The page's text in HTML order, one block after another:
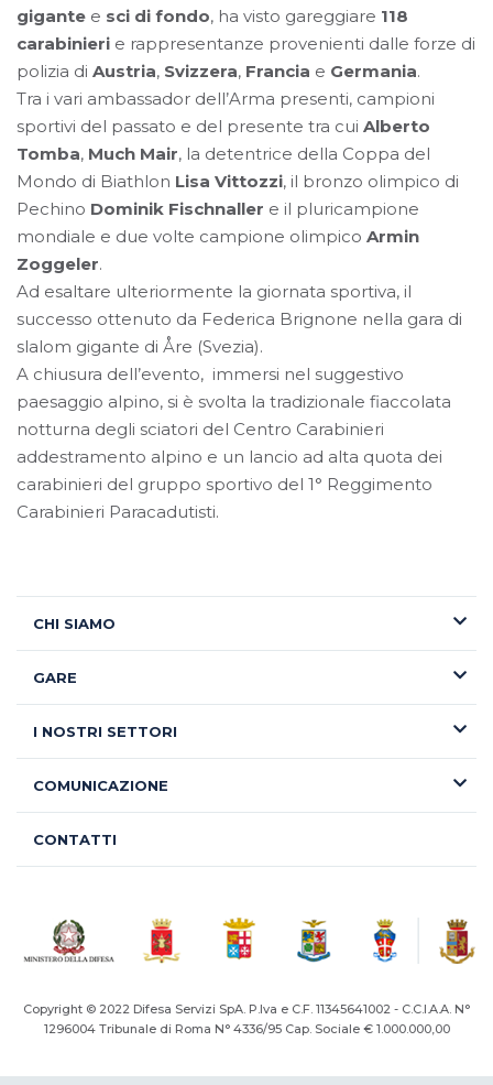
gigante e sci di fondo, ha visto gareggiare 118
carabinieri e rappresentanze provenienti dalle forze di
polizia di Austria, Svizzera, Francia e Germania.
Tra i vari ambassador dell’Arma presenti, campioni
sportivi del passato e del presente tra cui Alberto
Tomba, Much Mair, la detentrice della Coppa del
Mondo di Biathlon Lisa Vittozzi, il bronzo olimpico di
Pechino Dominik Fischnaller e il pluricampione
mondiale e due volte campione olimpico Armin
Zoggeler.
Ad esaltare ulteriormente la giornata sportiva, il
successo ottenuto da Federica Brignone nella gara di
slalom gigante di Åre (Svezia).
A chiusura dell’evento, immersi nel suggestivo
paesaggio alpino, si è svolta la tradizionale fiaccolata
notturna degli sciatori del Centro Carabinieri
addestramento alpino e un lancio ad alta quota dei
carabinieri del gruppo sportivo del 1° Reggimento
Carabinieri Paracadutisti.
CHI SIAMO
GARE
I NOSTRI SETTORI
COMUNICAZIONE
CONTATTI
Copyright © 2022 Difesa Servizi SpA. P.Iva e C.F. 11345641002 - C.C.I.A.A. N°
1296004Tribunale di Roma N° 4336/95 Cap. Sociale € 1.000.000,00